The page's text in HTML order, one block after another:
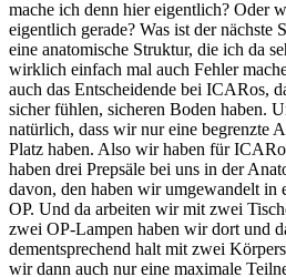
mache ich denn hier eigentlich? Oder
eigentlich gerade? Was ist der nächste
eine anatomische Struktur, die ich da
wirklich einfach mal auch Fehler
auch das Entscheidende bei ICARos,
sicher fühlen, sicheren Boden haben.
natürlich, dass wir nur eine begrenzte
Platz haben. Also wir haben für
haben drei Prepsäle bei uns in der
davon, den haben wir umgewandelt in
OP. Und da arbeiten wir mit zwei
zwei OP-Lampen haben wir dort und
dementsprechend halt mit zwei
wir dann auch nur eine maximale